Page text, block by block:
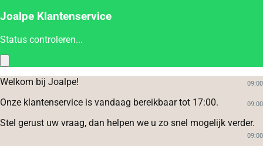
Joalpe Klantenservice
Status controleren...
Welkom bij Joalpe! 09:00
Onze klantenservice is vandaag bereikbaar tot 17:00. 09:00
Stel gerust uw vraag, dan helpen we u zo snel mogelijk verder.
09:00